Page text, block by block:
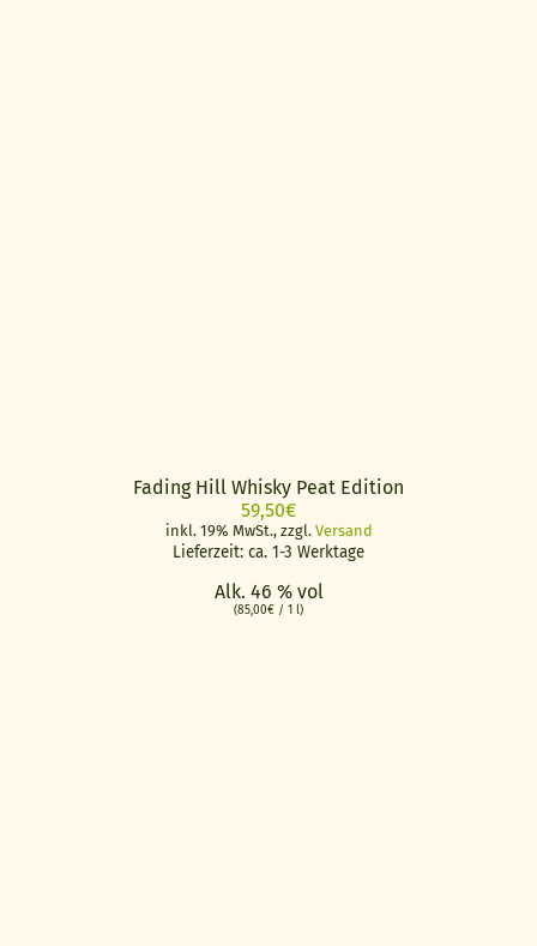
Fading Hill Whisky Peat Edition
59,50€
inkl. 19% MwSt., zzgl. Versand
Lieferzeit: ca. 1-3 Werktage
Alk. 46 % vol
(85,00€ / 1 l)